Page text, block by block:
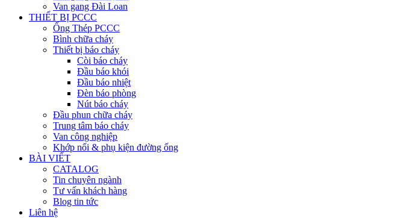
Van gang Đài Loan
THIẾT BỊ PCCC
Ống Thép PCCC
Bình chữa cháy
Thiết bị báo cháy
Còi báo cháy
Đầu báo khói
Đầu báo nhiệt
Đèn báo phòng
Nút báo cháy
Đầu phun chữa cháy
Trung tâm báo cháy
Van công nghiệp
Khớp nối & phụ kiện đường ống
BÀI VIẾT
CATALOG
Tin chuyên ngành
Tư vấn khách hàng
Blog tin tức
Liên hệ